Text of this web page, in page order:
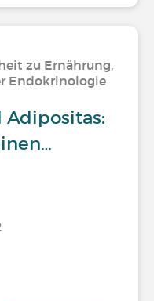
zu Ernährung,
Endokrinologie